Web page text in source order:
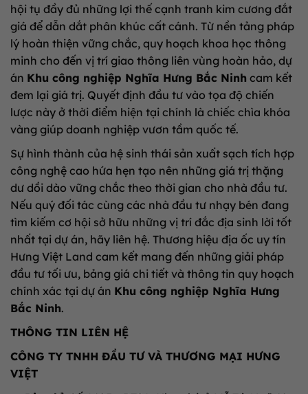
hội tụ đầy đủ những lợi thế cạnh tranh kim cương đắt
giá để dẫn dắt phân khúc cất cánh. Từ nền tảng pháp
lý hoàn thiện vững chắc, quy hoạch khoa học thông
minh cho đến vị trí giao thông liên vùng hoàn hảo, dự
án Khu công nghiệp Nghĩa Hưng Bắc Ninh cam kết
đem lại giá trị. Quyết định đầu tư vào tọa độ chiến
lược này ở thời điểm hiện tại chính là chiếc chìa khóa
vàng giúp doanh nghiệp vươn tầm quốc tế.
Sự hình thành của hệ sinh thái sản xuất sạch tích hợp
công nghệ cao hứa hẹn tạo nên những giá trị thặng
dư dồi dào vững chắc theo thời gian cho nhà đầu tư.
Nếu quý đối tác cùng các nhà đầu tư nhạy bén đang
tìm kiếm cơ hội sở hữu những vị trí đắc địa sinh lời tốt
nhất tại dự án, hãy liên hệ. Thương hiệu địa ốc uy tín
Hưng Việt Land cam kết mang đến những giải pháp
đầu tư tối ưu, bảng giá chi tiết và thông tin quy hoạch
chính xác tại dự án Khu công nghiệp Nghĩa Hưng
Bắc Ninh.
THÔNG TIN LIÊN HỆ
CÔNG TY TNHH ĐẦU TƯ VÀ THƯƠNG MẠI HƯNG
VIỆT